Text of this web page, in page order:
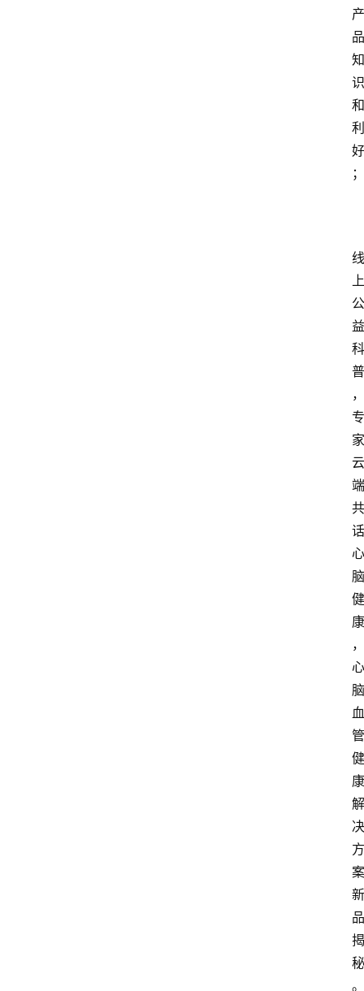
产
品
知
识
和
利
好
；
线
上
公
益
科
普
，
专
家
云
端
共
话
心
脑
健
康
，
心
脑
血
管
健
康
解
决
方
案
新
品
揭
秘
。